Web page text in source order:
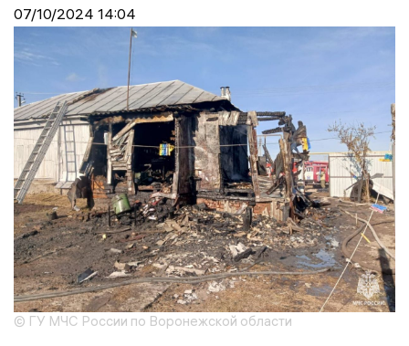
07/10/2024 14:04
© ГУ МЧС России по Воронежской области